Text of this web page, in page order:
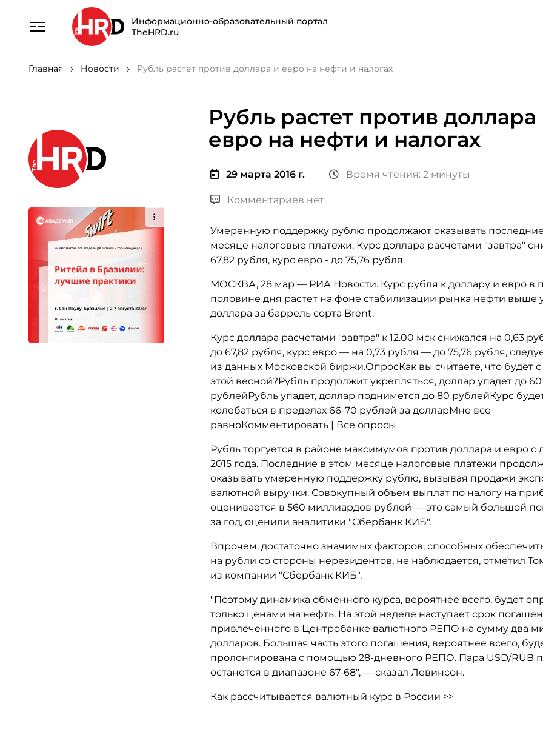
Информационно-образовательный портал
TheHRD.ru
Главная Новости Рубль растет против доллара и евро на нефти и налогах
Рубль растет против доллара
евро на нефти и налогах
29 марта 2016 г. Время чтения: 2 минуты
Комментариев нет
Умеренную поддержку рублю продолжают оказывать
месяце налоговые платежи. Курс доллара расчетами "завтра"
67,82 рубля, курс евро - до 75,76 рубля.
МОСКВА, 28 мар — РИА Новости. Курс рубля к доллару и евро в
половине дня растет на фоне стабилизации рынка нефти выше
доллара за баррель сорта Brent.
Курс доллара расчетами "завтра" к 12.00 мск снижался на 0,63
до 67,82 рубля, курс евро — на 0,73 рубля — до 75,76 рубля,
из данных Московской биржи.ОпросКак вы считаете, что будет
этой весной?Рубль продолжит укрепляться, доллар упадет до 60
рублейРубль упадет, доллар поднимется до 80 рублейКурс
колебаться в пределах 66-70 рублей за долларМне все
равноКомментировать | Все опросы
Рубль торгуется в районе максимумов против доллара и евро с
2015 года. Последние в этом месяце налоговые платежи
оказывать умеренную поддержку рублю, вызывая продажи
валютной выручки. Совокупный объем выплат по налогу на
оценивается в 560 миллиардов рублей — это самый большой
за год, оценили аналитики "Сбербанк КИБ".
Впрочем, достаточно значимых факторов, способных
на рубли со стороны нерезидентов, не наблюдается, отметил
из компании "Сбербанк КИБ".
"Поэтому динамика обменного курса, вероятнее всего, будет
только ценами на нефть. На этой неделе наступает срок
привлеченного в Центробанке валютного РЕПО на сумму два
долларов. Большая часть этого погашения, вероятнее всего,
пролонгирована с помощью 28-дневного РЕПО. Пара USD/RUB
останется в диапазоне 67-68", — сказал Левинсон.
Как рассчитывается валютный курс в России >>